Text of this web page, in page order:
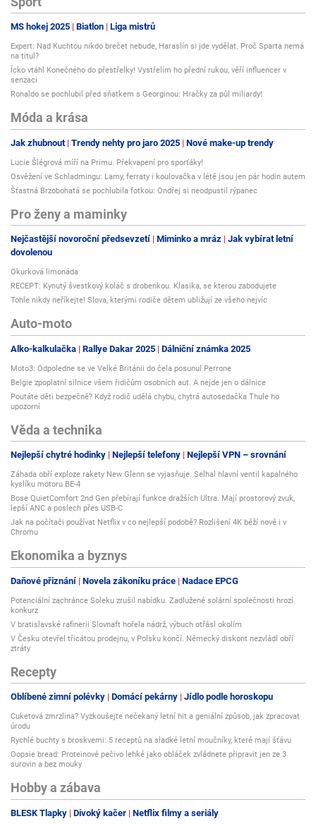
MS hokej 2025 Biatlon Liga mistrů
Expert: Nad Kuchtou nikdo brečet nebude, Haraslín si jde vydělat. Proč Sparta nemá
na titul?
Ícko vtáhl Konečného do přestřelky! Vystřelím ho přední rukou, věří influencer v
senzaci
Ronaldo se pochlubil před sňatkem s Georginou: Hračky za půl miliardy!
Móda a krása
Jak zhubnout Trendy nehty pro jaro 2025 Nové make-up trendy
Lucie Šlégrová míří na Primu. Překvapení pro sporťáky!
Osvěžení ve Schladmingu: Lamy, ferraty i koulovačka v létě jsou jen pár hodin autem
Šťastná Brzobohatá se pochlubila fotkou: Ondřej si neodpustil rýpanec
Pro ženy a maminky
Nejčastější novoroční předsevzetí Miminko a mráz Jak vybírat letní
dovolenou
Okurková limonáda
RECEPT: Kynutý švestkový koláč s drobenkou. Klasika, se kterou zabodujete
Tohle nikdy neříkejte! Slova, kterými rodiče dětem ubližují ze všeho nejvíc
Auto-moto
Alko-kalkulačka Rallye Dakar 2025 Dálniční známka 2025
Moto3: Odpoledne se ve Velké Británii do čela posunul Perrone
Belgie zpoplatní silnice všem řidičům osobních aut. A nejde jen o dálnice
Poutáte děti bezpečně? Když rodič udělá chybu, chytrá autosedačka Thule ho
upozorní
Věda a technika
Nejlepší chytré hodinky Nejlepší telefony Nejlepší VPN – srovnání
Záhada obří exploze rakety New Glenn se vyjasňuje. Selhal hlavní ventil kapalného
kyslíku motoru BE-4
Bose QuietComfort 2nd Gen přebírají funkce dražších Ultra. Mají prostorový zvuk,
lepší ANC a poslech přes USB-C
Jak na počítači používat Netflix v co nejlepší podobě? Rozlišení 4K běží nově i v
Chromu
Ekonomika a byznys
Daňové přiznání Novela zákoníku práce Nadace EPCG
Potenciální zachránce Soleku zrušil nabídku. Zadlužené solární společnosti hrozí
konkurz
V bratislavské rafinerii Slovnaft hořela nádrž, výbuch otřásl okolím
V Česku otevřel třicátou prodejnu, v Polsku končí. Německý diskont nezvládl obří
ztráty
Recepty
Oblíbené zimní polévky Domácí pekárny Jídlo podle horoskopu
Cuketová zmrzlina? Vyzkoušejte nečekaný letní hit a geniální způsob, jak zpracovat
úrodu
Rychlé buchty s broskvemi: 5 receptů na sladké letní moučníky, které mají šťávu
Oopsie bread: Proteinové pečivo lehké jako obláček zvládnete připravit jen ze 3
surovin a bez mouky
Hobby a zábava
BLESK Tlapky Divoký kačer Netflix filmy a seriály